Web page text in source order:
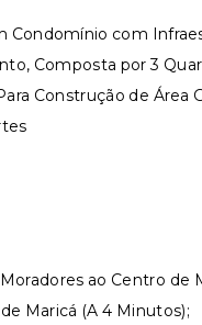
Condomínio com
Composta por 3
Construção de Área
ao Centro de
Maricá (A 4 Minutos);